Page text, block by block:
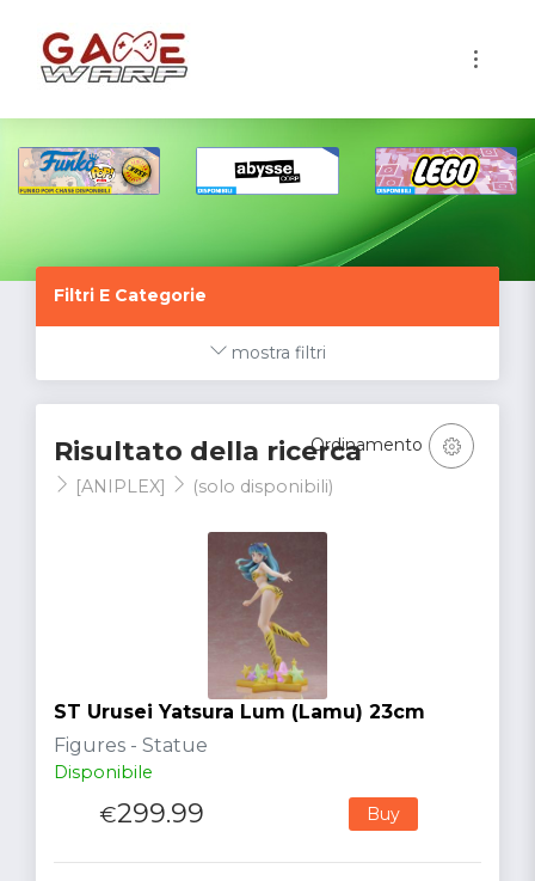
Filtri E Categorie
mostra filtri
Risultato della ricerca
[ANIPLEX] (solo disponibili)
Ordinamento
ST Urusei Yatsura Lum (Lamu) 23cm
Figures - Statue
Disponibile
€299.99 Buy